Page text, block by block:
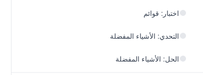
اختبار: قوائم
التحدي: الأشياء المفضلة
الحل: الأشياء المفضلة